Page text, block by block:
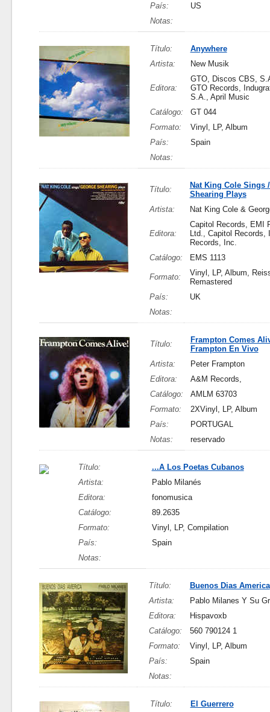
País:
US
Notas:
Título:
Anywhere
Artista:
New Musik
Editora:
GTO, Discos CBS,
GTO Records,
S.A., April Music
Catálogo:
GT 044
Formato:
Vinyl, LP, Album
País:
Spain
Notas:
Título:
Nat King Cole Sings
Shearing Plays
Artista:
Nat King Cole &
Editora:
Capitol Records, EMI
Ltd., Capitol Records,
Records, Inc.
Catálogo:
EMS 1113
Formato:
Vinyl, LP, Album,
Remastered
País:
UK
Notas:
Título:
Frampton Comes
Frampton En Vivo
Artista:
Peter Frampton
Editora:
A&M Records,
Catálogo:
AMLM 63703
Formato:
2XVinyl, LP, Album
País:
PORTUGAL
Notas:
reservado
Título:
...A Los Poetas Cubanos
Artista:
Pablo Milanés
Editora:
fonomusica
Catálogo:
89.2635
Formato:
Vinyl, LP, Compilation
País:
Spain
Notas:
Título:
Buenos Dias America
Artista:
Pablo Milanes Y Su
Editora:
Hispavoxb
Catálogo:
560 790124 1
Formato:
Vinyl, LP, Album
País:
Spain
Notas:
Título:
El Guerrero